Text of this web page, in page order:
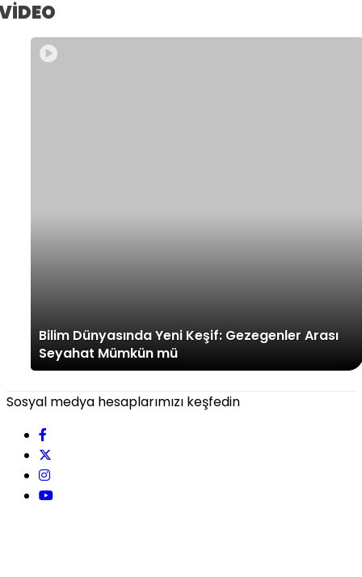
Bilim Dünyasında Yeni Keşif: Gezegenler Arası
Seyahat Mümkün mü
Sosyal medya hesaplarımızı keşfedin